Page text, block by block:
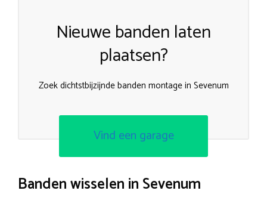
Nieuwe banden laten
plaatsen?
Zoek dichtstbijzijnde banden montage in Sevenum
Vind een garage
Banden wisselen in Sevenum